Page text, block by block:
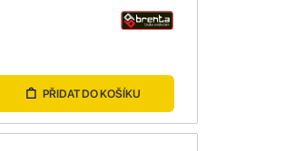
PŘIDAT DO KOŠÍKU